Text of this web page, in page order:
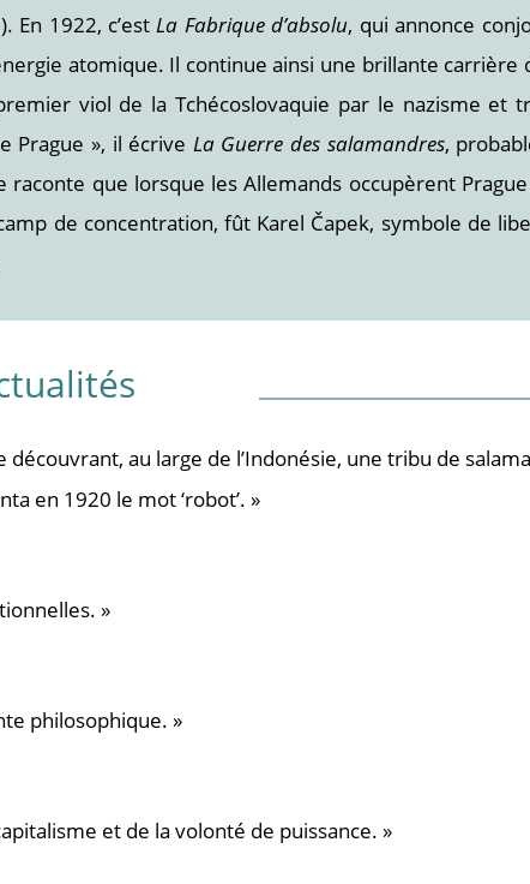
En 1922, c’estLa Fabrique d’absolu, qui annonce
atomique. Il continue ainsi une brillante carrière
viol de la Tchécoslovaquie par le nazisme et
Prague », il écrive La Guerre des salamandres,
raconte que lorsque les Allemands occupèrent
de concentration, fût Karel Čapek, symbole de
au large de l’Indonésie, une tribu de
en 1920 le mot ‘robot’. »
»
philosophique. »
et de la volonté de puissance. »